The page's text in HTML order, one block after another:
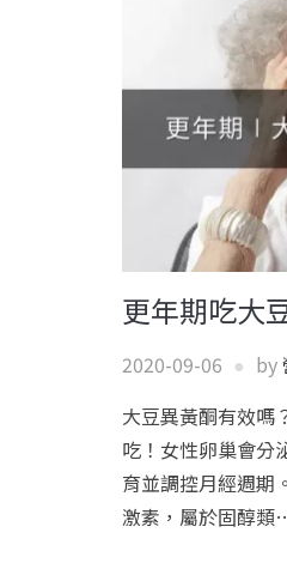
更年期吃大
2020-09-06 by
大豆異黃酮有效嗎
吃！女性卵巢會分
育並調控月經週期
激素，屬於固醇類